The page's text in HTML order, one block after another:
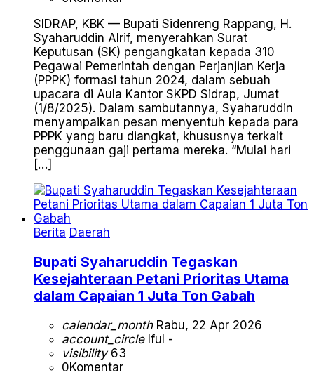
SIDRAP, KBK — Bupati Sidenreng Rappang, H.
Syaharuddin Alrif, menyerahkan Surat
Keputusan (SK) pengangkatan kepada 310
Pegawai Pemerintah dengan Perjanjian Kerja
(PPPK) formasi tahun 2024, dalam sebuah
upacara di Aula Kantor SKPD Sidrap, Jumat
(1/8/2025). Dalam sambutannya, Syaharuddin
menyampaikan pesan menyentuh kepada para
PPPK yang baru diangkat, khususnya terkait
penggunaan gaji pertama mereka. “Mulai hari
[…]
Berita Daerah
Bupati Syaharuddin Tegaskan
Kesejahteraan Petani Prioritas Utama
dalam Capaian 1 Juta Ton Gabah
calendar_monthRabu, 22 Apr 2026
account_circleIful -
visibility63
0Komentar